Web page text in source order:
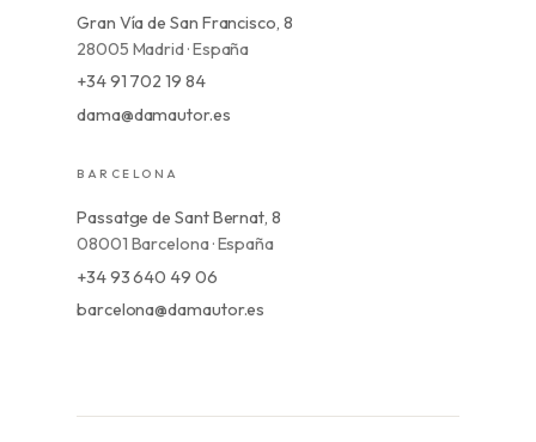
Gran Vía de San Francisco, 8
28005 Madrid · España
+34 91 702 19 84
dama@damautor.es
BARCELONA
Passatge de Sant Bernat, 8
08001 Barcelona · España
+34 93 640 49 06
barcelona@damautor.es